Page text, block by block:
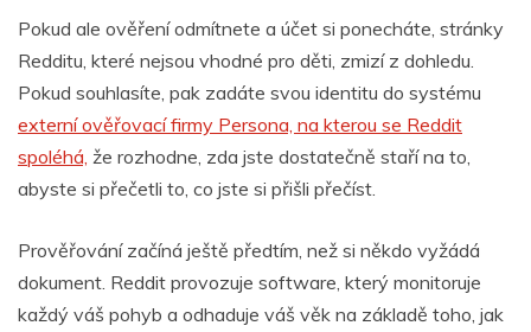
Pokud ale ověření odmítnete a účet si ponecháte, stránky
Redditu, které nejsou vhodné pro děti, zmizí z dohledu.
Pokud souhlasíte, pak zadáte svou identitu do systému
externí ověřovací firmy Persona, na kterou se Reddit
spoléhá, že rozhodne, zda jste dostatečně staří na to,
abyste si přečetli to, co jste si přišli přečíst.
Prověřování začíná ještě předtím, než si někdo vyžádá
dokument. Reddit provozuje software, který monitoruje
každý váš pohyb a odhaduje váš věk na základě toho, jak